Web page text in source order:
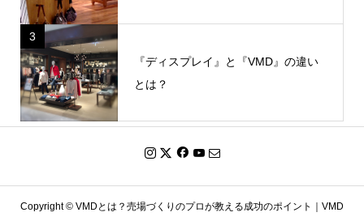
3
『ディスプレイ』と『VMD』の違い
とは？
Copyright © VMDとは？売場づくりのプロが教える成功のポイント｜VMD